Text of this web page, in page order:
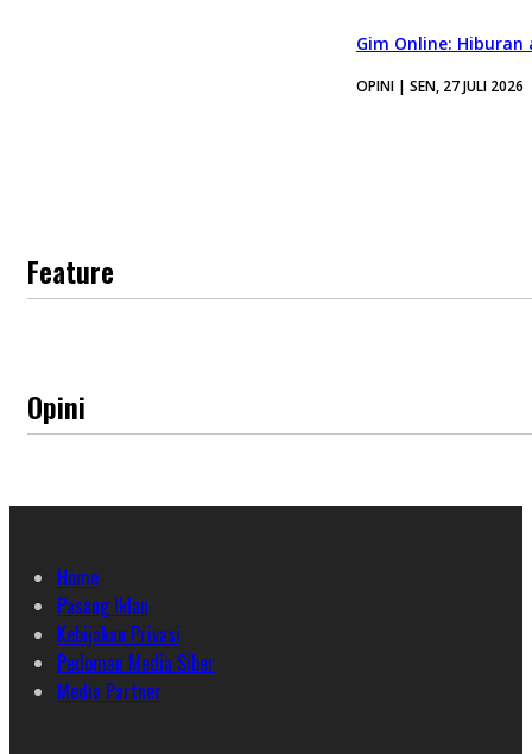
Gim Online:
OPINI | SEN, 27 JULI 2026
Feature
Opini
Home
Pasang Iklan
Kebijakan Privasi
Pedoman Media Siber
Media Partner